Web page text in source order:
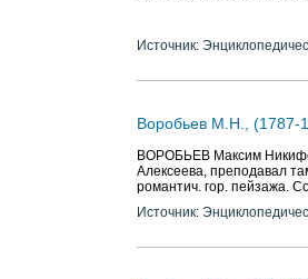
Источник:
Воробьев М.Н., (1787-
ВОРОБЬЕВ Maкcим
Алексеева, преподавал
романтич. гор. пейзажа.
Источник: